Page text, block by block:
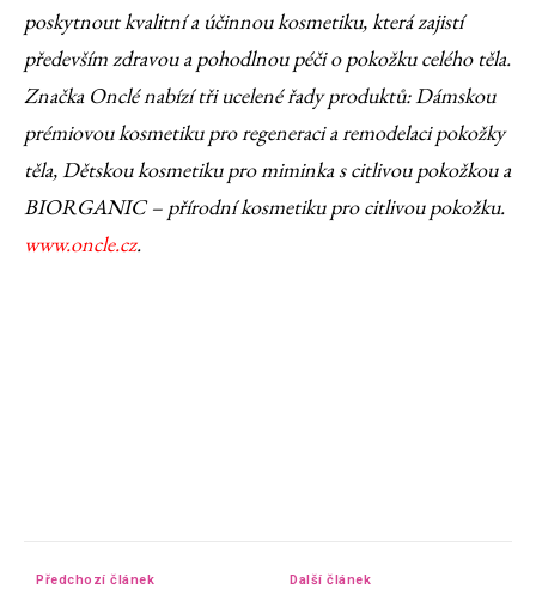
poskytnout kvalitní a účinnou kosmetiku, která zajistí
především zdravou a pohodlnou péči o pokožku celého těla.
Značka Onclé nabízí tři ucelené řady produktů: Dámskou
prémiovou kosmetiku pro regeneraci a remodelaci pokožky
těla, Dětskou kosmetiku pro miminka s citlivou pokožkou a
BIORGANIC – přírodní kosmetiku pro citlivou pokožku.
www.oncle.cz.
Předchozí článek Další článek